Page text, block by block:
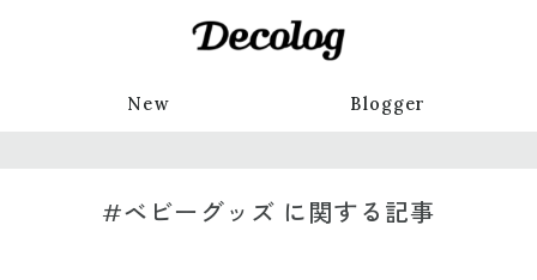
New Blogger
#ベビーグッズ に関する記事